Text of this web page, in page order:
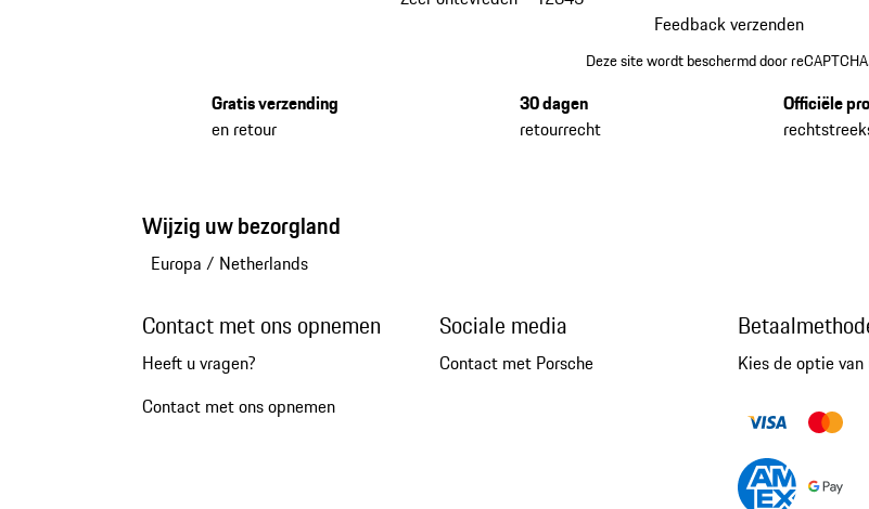
Feedback verzenden
Deze site wordt beschermd door
Gratis verzending
en retour
30 dagen
retourrecht
Officiële
Wijzig uw bezorgland
Europa / Netherlands
Contact met ons opnemen
Heeft u vragen?
Contact met ons opnemen
Sociale media
Contact met Porsche Kies de optie